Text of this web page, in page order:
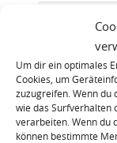
Um dir ein optimales
Cookies, um
zuzugreifen. Wenn du
wie das Surfverhalten
verarbeiten. Wenn du
können bestimmte